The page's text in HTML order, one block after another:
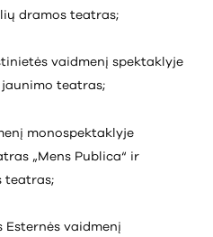
dramos teatras;
vaidmenį spektaklyje
jaunimo teatras;
monospektaklyje
„Mens Publica“ ir
teatras;
Esternės vaidmenį